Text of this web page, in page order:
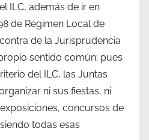
ILC, además de ir en
de Régimen Local de
de la Jurisprudencia
sentido común; pues
del ILC, las Juntas
ni sus fiestas, ni
concursos de
todas esas